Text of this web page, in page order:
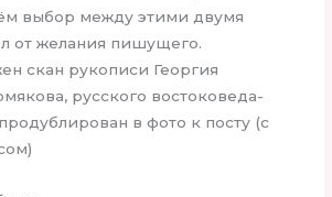
выбор между этими двумя
от желания пишущего.
скан рукописи Георгия
русского востоковеда-
в фото к посту (с